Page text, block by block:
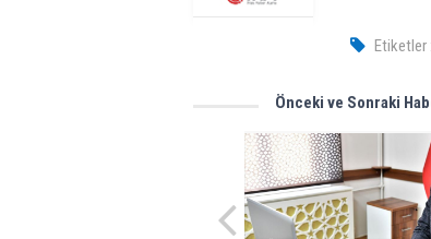
Etiketler :
Önceki ve Sonraki